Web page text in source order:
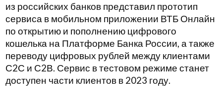
из российских банков представил прототип
сервиса в мобильном приложении ВТБ Онлайн
по открытию и пополнению цифрового
кошелька на Платформе Банка России, а также
переводу цифровых рублей между клиентами
С2С и С2В. Сервис в тестовом режиме станет
доступен части клиентов в 2023 году.